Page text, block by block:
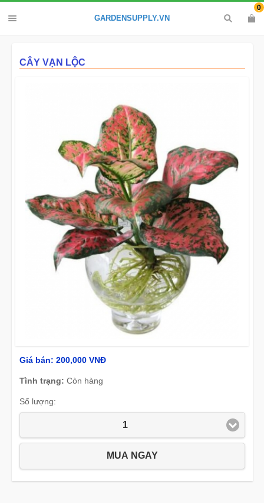
GARDENSUPPLY.VN
0
CÂY VẠN LỘC
Giá bán: 200,000 VNĐ
Tình trạng: Còn hàng
Số lượng:
1
MUA NGAY